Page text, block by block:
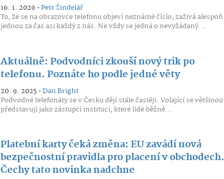
16. 1. 2026 •Petr Šindelář
To, že se na obrazovce telefonu objeví neznámé číslo, zažívá alespoň
jednou za čas asi každý z nás. Ne vždy se jedná o nevyžádaný...
Aktuálně: Podvodníci zkouší nový trik po
telefonu. Poznáte ho podle jedné věty
20. 9. 2025 •Dan Bright
Podvodné telefonáty se v Česku dějí stále častěji. Volající se většinou
představují jako zástupci institucí, které lidé běžně...
Platební karty čeká změna: EU zavádí nová
bezpečnostní pravidla pro placení v obchodech.
Čechy tato novinka nadchne